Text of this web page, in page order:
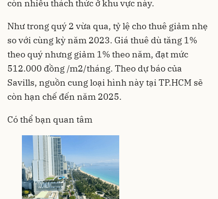
còn nhiều thách thức ở khu vực này.
Như trong quý 2 vừa qua, tỷ lệ cho thuê giảm nhẹ
so với cùng kỳ năm 2023. Giá thuê dù tăng 1%
theo quý nhưng giảm 1% theo năm, đạt mức
512.000 đồng /m2/tháng. Theo dự báo của
Savills, nguồn cung loại hình này tại TP.HCM sẽ
còn hạn chế đến năm 2025.
Có thể bạn quan tâm